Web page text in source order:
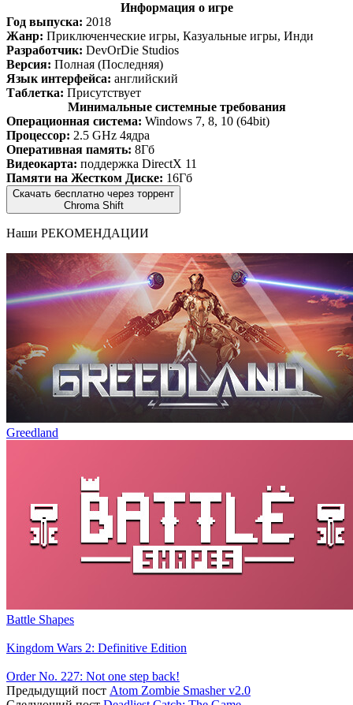
Информация о игре
Год выпуска: 2018
Жанр: Приключенческие игры, Казуальные игры, Инди
Разработчик: DevOrDie Studios
Версия: Полная (Последняя)
Язык интерфейса: английский
Таблетка: Присутствует
Минимальные системные требования
Операционная система: Windows 7, 8, 10 (64bit)
Процессор: 2.5 GHz 4ядра
Оперативная память: 8Гб
Видеокарта: поддержка DirectX 11
Памяти на Жестком Диске: 16Гб
Скачать бесплатно через торрент
Chroma Shift
Наши РЕКОМЕНДАЦИИ
Greedland
Battle Shapes
Kingdom Wars 2: Definitive Edition
Order No. 227: Not one step back!
Предыдущий пост Atom Zombie Smasher v2.0